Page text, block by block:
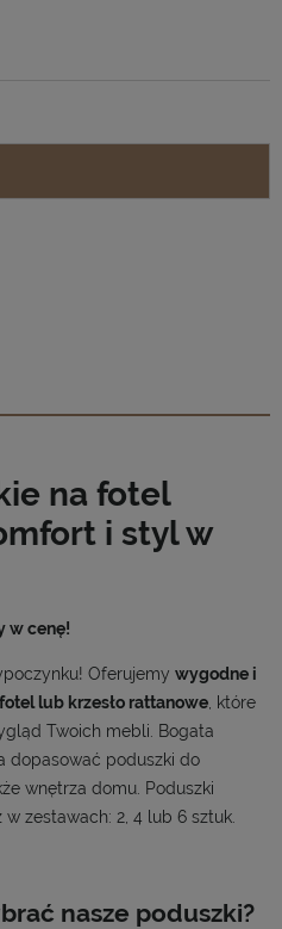
na fotel
i styl w
w cenę!
Oferujemy wygodne i
lub krzesło rattanowe, które
Twoich mebli. Bogata
dopasować poduszki do
wnętrza domu. Poduszki
zestawach: 2, 4 lub 6 sztuk.
nasze poduszki?